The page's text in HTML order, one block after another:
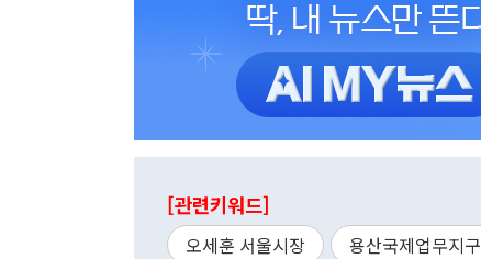
[관련키워드]
오세훈 서울시장 용산국제업무지구